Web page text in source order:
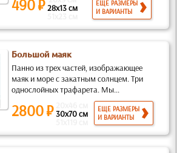
490 ₽28x13 см
ЕЩЕ РАЗМЕРЫ
И ВАРИАНТЫ
Большой маяк
Панно из трех частей, изображающее
маяк и море с закатным солнцем. Три
однослойных трафарета. Мы...
2800 ₽30x70 см
ЕЩЕ РАЗМЕРЫ
И ВАРИАНТЫ